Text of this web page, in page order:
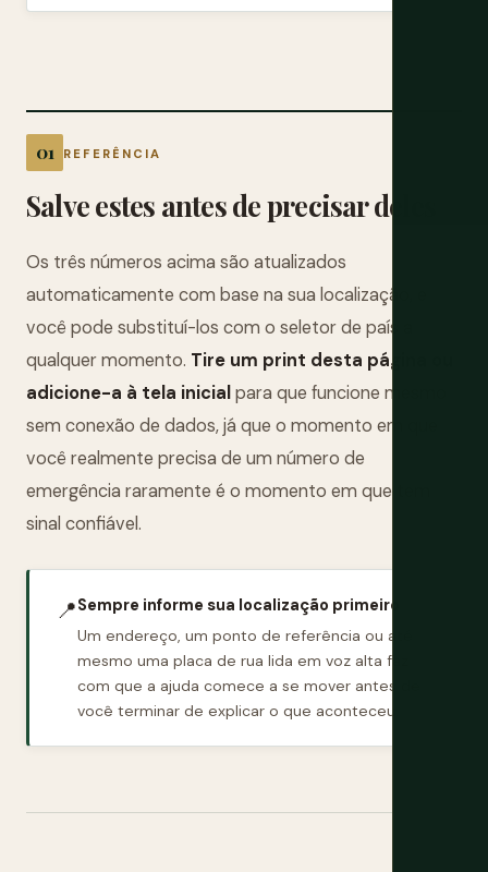
REFERÊNCIA
Salve estes antes de precisar deles
Os três números acima são atualizados
automaticamente com base na sua localização, e
você pode substituí-los com o seletor de país a
qualquer momento. Tire um print desta página ou
adicione-a à tela inicialpara que funcione mesmo
sem conexão de dados, já que o momento em que
você realmente precisa de um número de
emergência raramente é o momento em que tem
sinal confiável.
📍Sempre informe sua localização primeiro
Um endereço, um ponto de referência ou até
mesmo uma placa de rua lida em voz alta faz
com que a ajuda comece a se mover antes de
você terminar de explicar o que aconteceu.